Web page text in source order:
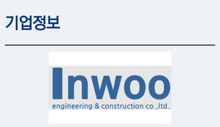
기업정보